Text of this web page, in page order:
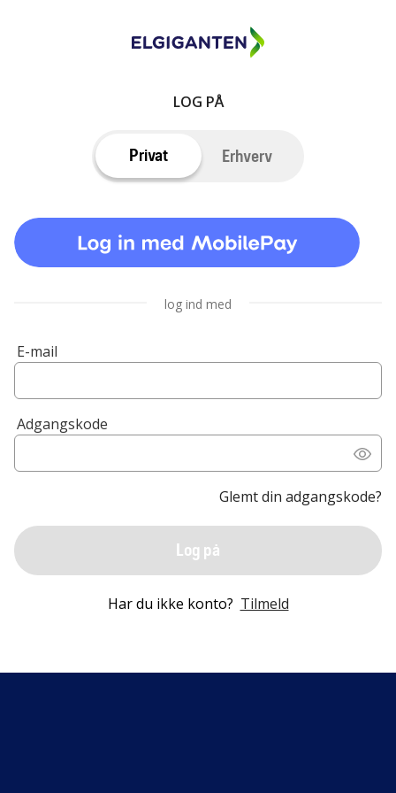
LOG PÅ
Privat Erhverv
log ind med
E-mail
Adgangskode
Glemt din adgangskode?
Log på
Har du ikke konto? Tilmeld